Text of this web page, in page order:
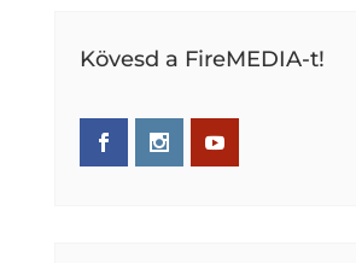
Kövesd a FireMEDIA-t!